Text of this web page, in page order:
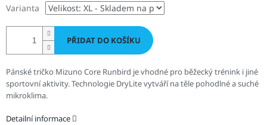
Varianta
PŘIDAT DO KOŠÍKU
Pánské tričko Mizuno Core Runbird je vhodné pro běžecký trénink i jiné
sportovní aktivity.Technologie DryLite vytváří na těle pohodlné a suché
mikroklima.
Detailní informace